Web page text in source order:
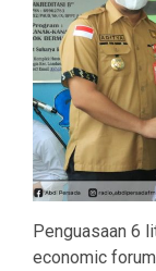
Penguasaan 6
economic